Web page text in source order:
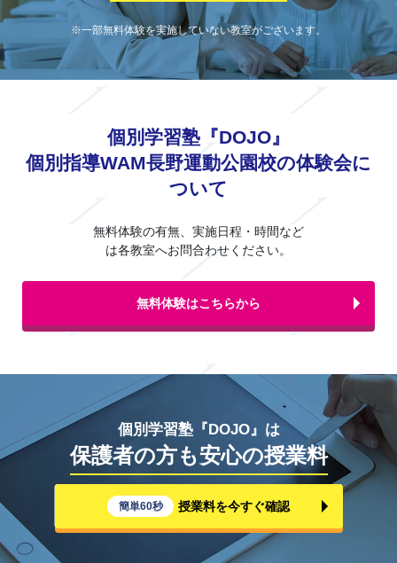
※一部無料体験を実施していない教室がございます。
個別学習塾『DOJO』
個別指導WAM長野運動公園校の体験会に
ついて
無料体験の有無、実施日程・時間など
は各教室へお問合わせください。
無料体験はこちらから
個別学習塾『DOJO』は
保護者の方も安心の授業料
簡単60秒 授業料を今すぐ確認